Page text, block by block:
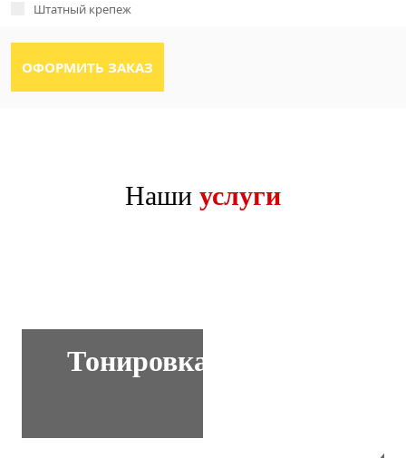
Штатный крепеж
Наши услуги
Тонировка